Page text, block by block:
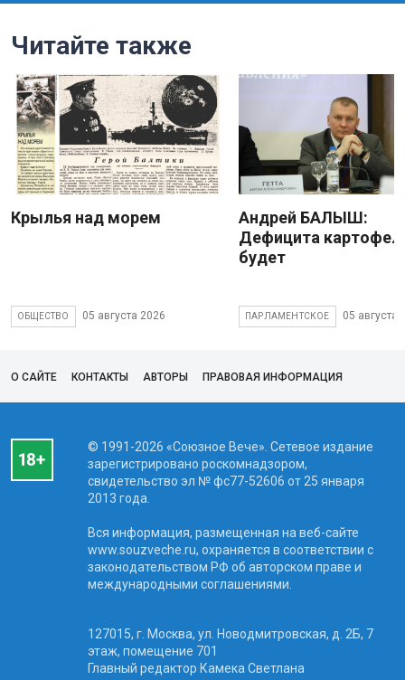
Читайте также
Крылья над морем
ОБЩЕСТВО 05 августа 2026
Андрей БАЛЫШ:
Дефицита
будет
ПАРЛАМЕНТСКОЕ 05 августа
О САЙТЕ КОНТАКТЫ АВТОРЫ ПРАВОВАЯ ИНФОРМАЦИЯ
© 1991-2026 «Союзное Вече». Сетевое издание
зарегистрировано роскомнадзором,
свидетельство эл № фc77-52606 от 25 января
2013 года.
Вся информация, размещенная на веб-сайте
www.souzveche.ru, охраняется в соответствии с
законодательством РФ об авторском праве и
международными соглашениями.
127015, г. Москва, ул. Новодмитровская, д. 2Б, 7
этаж, помещение 701
Главный редактор Камека Светлана